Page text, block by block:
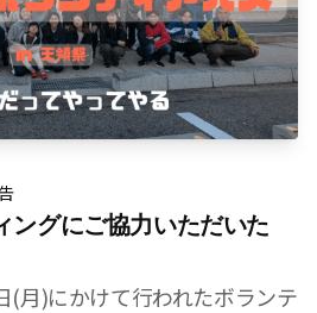
ングにご協力いただいた
(月)にかけて行われたボランテ